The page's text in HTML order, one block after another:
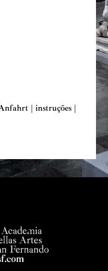
Doctor Madrazo
una selección de
“Cine sobre
de Aída Gómez
edificio
junto a la puerta
participa en el
con la proyección
“Danza sobre
figura del genial
Filmoteca de
Cultural Doctor
| instruções |